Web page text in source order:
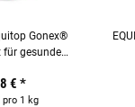
Gonex®
für gesunde
€ *
pro 1 kg